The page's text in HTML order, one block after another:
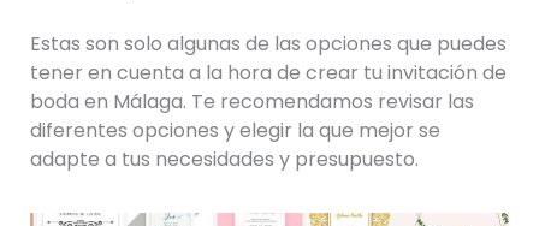
Estas son solo algunas de las opciones que puedes
tener en cuenta a la hora de crear tu invitación de
boda en Málaga. Te recomendamos revisar las
diferentes opciones y elegir la que mejor se
adapte a tus necesidades y presupuesto.